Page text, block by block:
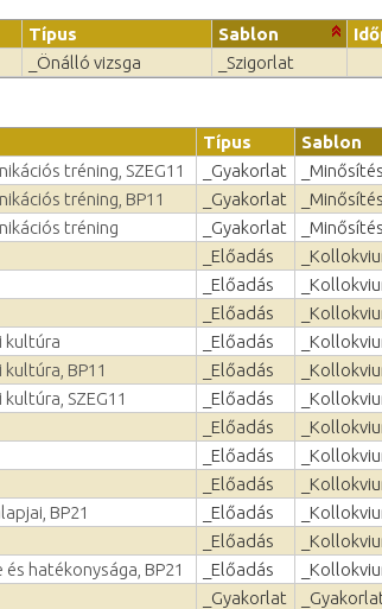
Típus Sablon
_Önálló vizsga _Szigorlat
Típus Sablon
tréning, SZEG11 _Gyakorlat
_Minősítés
tréning, BP11 _Gyakorlat
_Minősítés
tréning _Gyakorlat
_Minősítés
_Előadás
_Előadás
_Előadás
kultúra _Előadás
BP11 _Előadás
SZEG11 _Előadás
_Előadás
_Előadás
_Előadás
BP21 _Előadás
_Előadás
hatékonysága, BP21 _Előadás
_Gyakorlat